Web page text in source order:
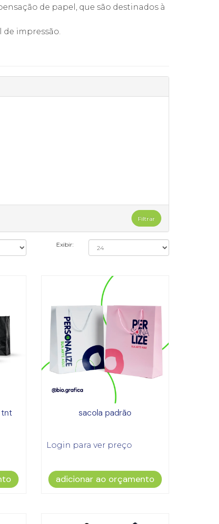
de papel, que são destinados à
de impressão.
Filtrar
Exibir:
tnt sacola padrão
Login para ver preço
adicionar ao orçamento